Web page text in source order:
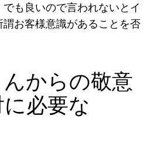
も良いので言われないとイ
謂お客様意識があることを否
んからの敬意
必要な